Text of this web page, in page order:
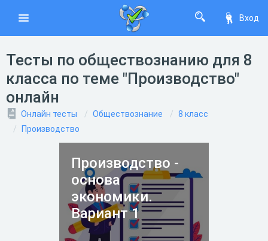
Вход
Тесты по обществознанию для 8
класса по теме "Производство"
онлайн
Онлайн тесты Обществознание
8 класс
Производство
Производство -
основа
экономики.
Вариант 1